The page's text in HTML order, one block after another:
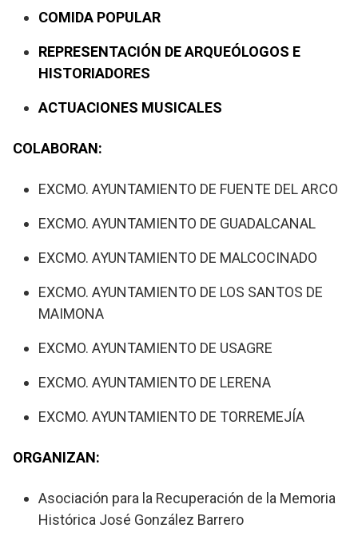
COMIDA POPULAR
REPRESENTACIÓN DE ARQUEÓLOGOS E
HISTORIADORES
ACTUACIONES MUSICALES
COLABORAN:
EXCMO. AYUNTAMIENTO DE FUENTE DEL ARCO
EXCMO. AYUNTAMIENTO DE GUADALCANAL
EXCMO. AYUNTAMIENTO DE MALCOCINADO
EXCMO. AYUNTAMIENTO DE LOS SANTOS DE
MAIMONA
EXCMO. AYUNTAMIENTO DE USAGRE
EXCMO. AYUNTAMIENTO DE LERENA
EXCMO. AYUNTAMIENTO DE TORREMEJÍA
ORGANIZAN:
Asociación para la Recuperación de la Memoria
Histórica José González Barrero